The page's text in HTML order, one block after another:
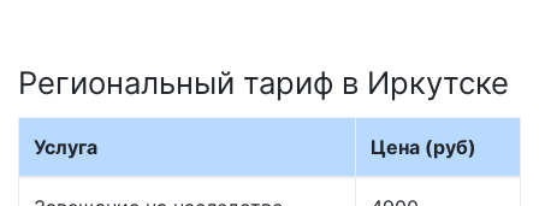
Региональный тариф в Иркутске
Услуга Цена (руб)